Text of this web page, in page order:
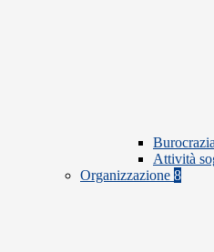
Attività
Organizzazione 8